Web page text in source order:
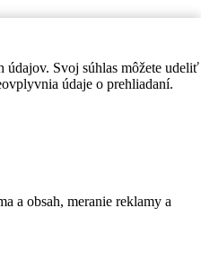
údajov. Svoj súhlas môžete udeliť
údaje o prehliadaní.
a obsah, meranie reklamy a